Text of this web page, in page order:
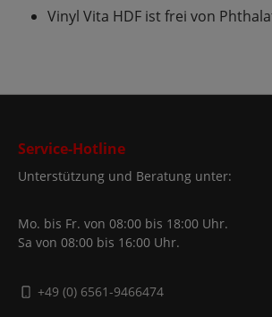
Vinyl Vita HDF ist frei von
Service-Hotline
Unterstützung und Beratung unter:
Mo. bis Fr. von 08:00 bis 18:00 Uhr.
Sa von 08:00 bis 16:00 Uhr.
+49 (0) 6561-9466474